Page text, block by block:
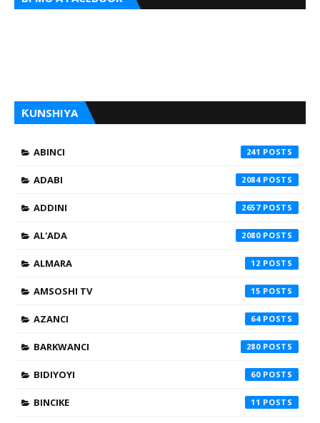
ƘUNSHIYA
ABINCI 241
ADABI 2084
ADDINI 2657
AL'ADA 2080
ALMARA 12
AMSOSHI TV 15
AZANCI 64
BARKWANCI 280
BIDIYOYI 60
BINCIKE 11